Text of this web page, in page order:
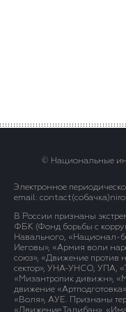
© Национальные
Электронное
email:
В России признаны
ФБК (Фонд борьбы с
Навального, «Национал-
Иеговы», «Армия воли
союз», «Движение против
сектор», УНА-УНСО, УПА,
«Мизантропик дивижн»,
движение
«Воля», АУЕ. Признаны